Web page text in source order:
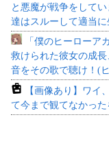
と悪魔が戦争をして
達はスルーして適当
「僕のヒーローア
救けられた彼女の成
音をその歌で聴け！(
【画像あり】ワイ
て今まで観てなかっ